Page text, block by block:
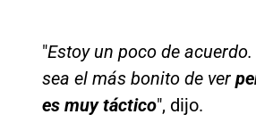
"Estoy un poco de
sea el más bonito de ver
es muy táctico", dijo.